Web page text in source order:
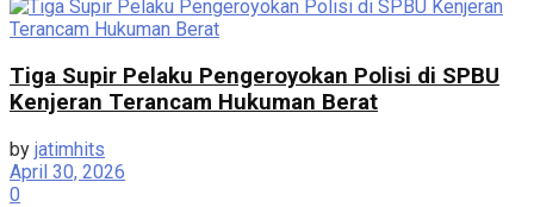
Tiga Supir Pelaku Pengeroyokan Polisi di SPBU
Kenjeran Terancam Hukuman Berat
by jatimhits
April 30, 2026
0